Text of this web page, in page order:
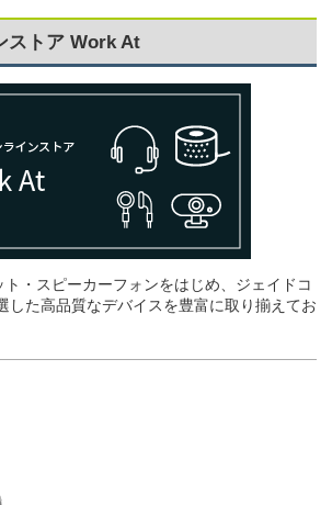
ストア Work At
ト・スピーカーフォンをはじめ、ジェイドコ
した高品質なデバイスを豊富に取り揃えてお